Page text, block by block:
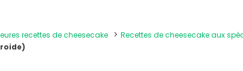
recettes de cheesecake
Recettes de cheesecake aux